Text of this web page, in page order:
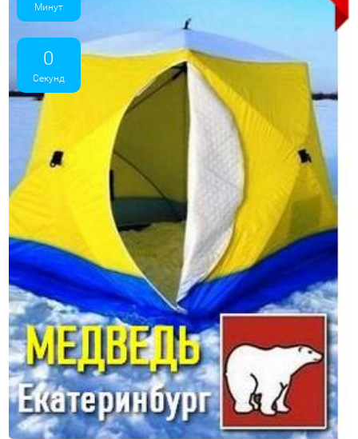
Минут
0
Секунд